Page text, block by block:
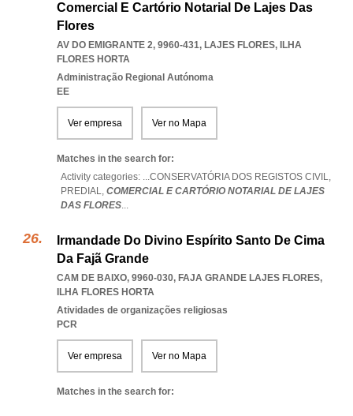
Comercial E Cartório Notarial De Lajes Das
Flores
AV DO EMIGRANTE 2, 9960-431, LAJES FLORES, ILHA
FLORES HORTA
Administração Regional Autónoma
EE
Ver empresa Ver no Mapa
Matches in the search for:
Activity categories: ...CONSERVATÓRIA DOS REGISTOS CIVIL,
PREDIAL, COMERCIAL E CARTÓRIO NOTARIAL DE LAJES
DAS FLORES...
Irmandade Do Divino Espírito Santo De Cima
Da Fajã Grande
CAM DE BAIXO, 9960-030, FAJA GRANDE LAJES FLORES,
ILHA FLORES HORTA
Atividades de organizações religiosas
PCR
Ver empresa Ver no Mapa
Matches in the search for: